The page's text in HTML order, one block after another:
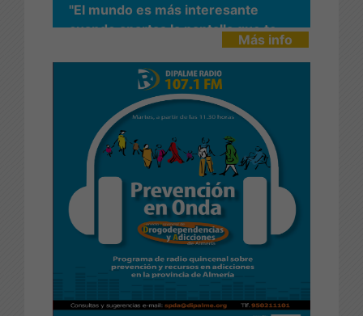
"El mundo es más interesante
cuando apartas la pantalla que te
Más info